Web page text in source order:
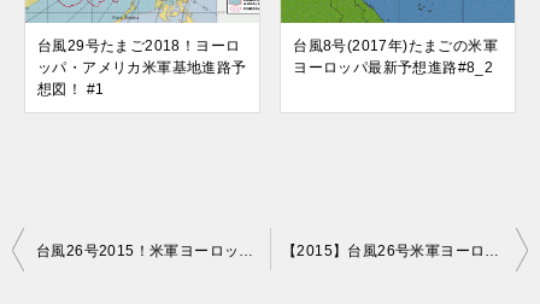
台風29号たまご2018！ヨーロ
ッパ・アメリカ米軍基地進路予
想図！ #1
台風8号(2017年)たまごの米軍
ヨーロッパ最新予想進路#8_2
投